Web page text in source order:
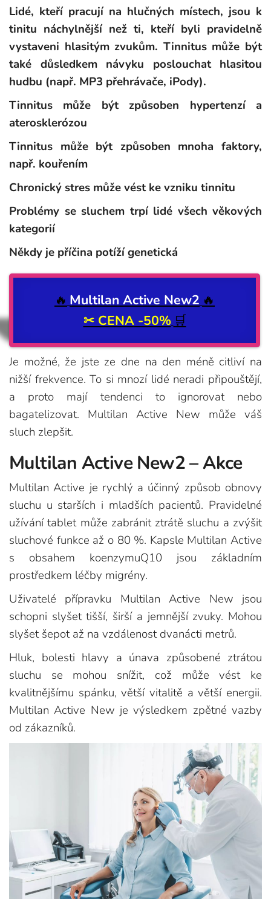
Lidé, kteří pracují na hlučných místech, jsou k
tinitu náchylnější než ti, kteří byli pravidelně
vystaveni hlasitým zvukům. Tinnitus může být
také důsledkem návyku poslouchat hlasitou
hudbu (např. MP3 přehrávače, iPody).
Tinnitus může být způsoben hypertenzí a
aterosklerózou
Tinnitus může být způsoben mnoha faktory,
např. kouřením
Chronický stres může vést ke vzniku tinnitu
Problémy se sluchem trpí lidé všech věkových
kategorií
Někdy je příčina potíží genetická
🔥 Multilan Active New2 🔥
✂ CENA-50% 🛒
Je možné, že jste ze dne na den méně citliví na
nižší frekvence. To si mnozí lidé neradi připouštějí,
a proto mají tendenci to ignorovat nebo
bagatelizovat. Multilan Active New může váš
sluch zlepšit.
Multilan Active New2 – Akce
Multilan Active je rychlý a účinný způsob obnovy
sluchu u starších i mladších pacientů. Pravidelné
užívání tablet může zabránit ztrátě sluchu a zvýšit
sluchové funkce až o 80 %. Kapsle Multilan Active
s obsahem koenzymuQ10 jsou základním
prostředkem léčby migrény.
Uživatelé přípravku Multilan Active New jsou
schopni slyšet tišší, širší a jemnější zvuky. Mohou
slyšet šepot až na vzdálenost dvanácti metrů.
Hluk, bolesti hlavy a únava způsobené ztrátou
sluchu se mohou snížit, což může vést ke
kvalitnějšímu spánku, větší vitalitě a větší energii.
Multilan Active New je výsledkem zpětné vazby
od zákazníků.